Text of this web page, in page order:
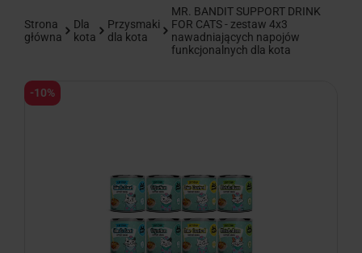
Strona
główna
Dla
kota
Przysmaki
dla kota
MR. BANDIT SUPPORT DRINK
FOR CATS - zestaw 4x3
nawadniających napojów
funkcjonalnych dla kota
-10%